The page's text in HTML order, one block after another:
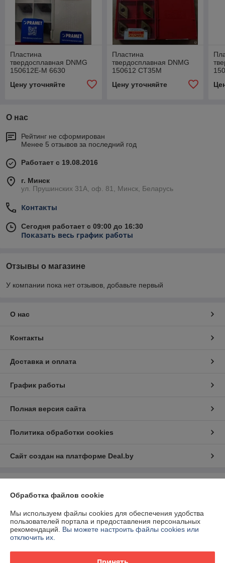
Пластина
твердосплавная DNMG
150612E-M 6630
Цену уточняйте
Пластина
твердосплавная DNMG
150612 CT35M
Цену уточняйте
О нас
Рейтинг не сформирован
Менее 5 отзывов за последний год
Работает с 19.08.2016
г. Минск
ул. Прушинских 31А, оф. 81, Минск, Беларусь
Контакты
Сегодня работает с 09:00 до 16:30
Показать весь график работы
Отзывы о магазине
У компании пока нет отзывов, добавьте первый
О нас
Контакты
Доставка и оплата
График работы
Полная версия сайта
Политика обработки cookies
Сайт создан на платформе Deal.by
220112, г. Минск, ул. Прушинских 31А, оф. 81
Регистрационный номер ЕГР: 192673377
Регистрационный орган: Минский горисполком
Обработка файлов cookie
Мы используем файлы cookies для обеспечения удобства
пользователей портала и предоставления персональных
рекомендаций. Вы можете настроить файлы cookies или
отключить их.